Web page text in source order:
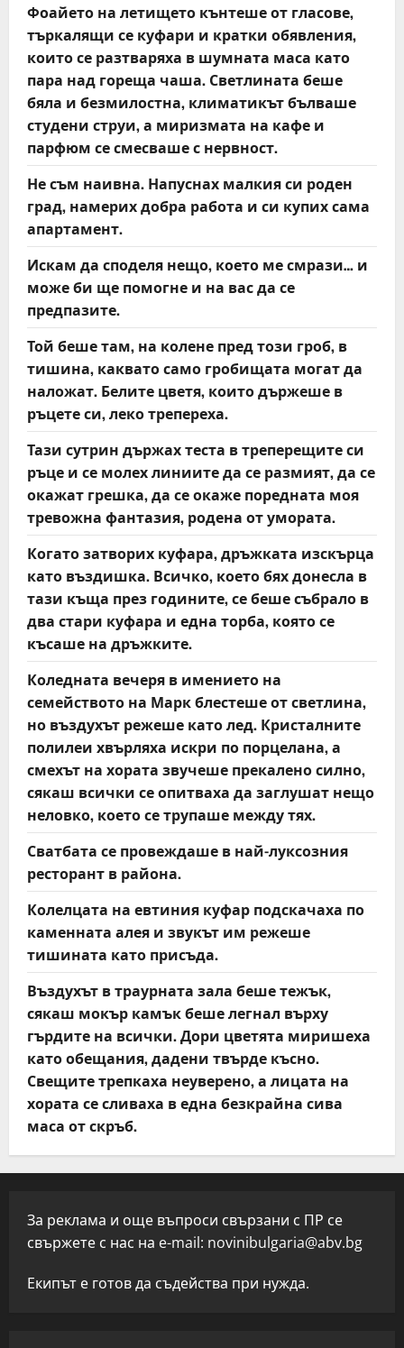
Фоайето на летището кънтеше от гласове,
търкалящи се куфари и кратки обявления,
които се разтваряха в шумната маса като
пара над гореща чаша. Светлината беше
бяла и безмилостна, климатикът бълваше
студени струи, а миризмата на кафе и
парфюм се смесваше с нервност.
Не съм наивна. Напуснах малкия си роден
град, намерих добра работа и си купих сама
апартамент.
Искам да споделя нещо, което ме смрази… и
може би ще помогне и на вас да се
предпазите.
Той беше там, на колене пред този гроб, в
тишина, каквато само гробищата могат да
наложат. Белите цветя, които държеше в
ръцете си, леко трепереха.
Тази сутрин държах теста в треперещите си
ръце и се молех линиите да се размият, да се
окажат грешка, да се окаже поредната моя
тревожна фантазия, родена от умората.
Когато затворих куфара, дръжката изскърца
като въздишка. Всичко, което бях донесла в
тази къща през годините, се беше събрало в
два стари куфара и една торба, която се
късаше на дръжките.
Коледната вечеря в имението на
семейството на Марк блестеше от светлина,
но въздухът режеше като лед. Кристалните
полилеи хвърляха искри по порцелана, а
смехът на хората звучеше прекалено силно,
сякаш всички се опитваха да заглушат нещо
неловко, което се трупаше между тях.
Сватбата се провеждаше в най-луксозния
ресторант в района.
Колелцата на евтиния куфар подскачаха по
каменната алея и звукът им режеше
тишината като присъда.
Въздухът в траурната зала беше тежък,
сякаш мокър камък беше легнал върху
гърдите на всички. Дори цветята миришеха
като обещания, дадени твърде късно.
Свещите трепкаха неуверено, а лицата на
хората се сливаха в една безкрайна сива
маса от скръб.
За реклама и още въпроси свързани с ПР се
свържете с нас на e-mail: novinibulgaria@abv.bg
Екипът е готов да съдейства при нужда.